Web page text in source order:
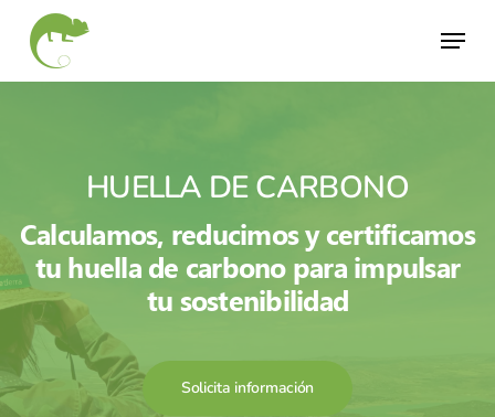
Menu
HUELLA DE CARBONO
Calculamos, reducimos y certificamos
tu huella de carbono para impulsar
tu sostenibilidad
Solicita información